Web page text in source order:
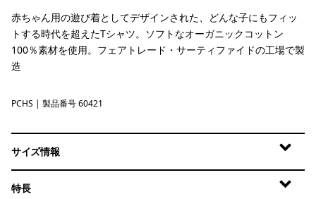
赤ちゃん用の遊び着としてデザインされた、どんな子にもフィッ
トする時代を超えたTシャツ。ソフトなオーガニックコットン
100％素材を使用。フェアトレード・サーティファイドの工場で製
造
Peach Sherbet
PCHS | 製品番号 60421
サイズ情報
特長